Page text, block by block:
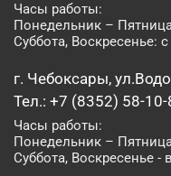
Часы работы:
Понедельник –
Суббота, Воскресенье:
г. Чебоксары,
Тел.: +7 (8352) 58-
Часы работы:
Понедельник –
Суббота, Воскресенье -